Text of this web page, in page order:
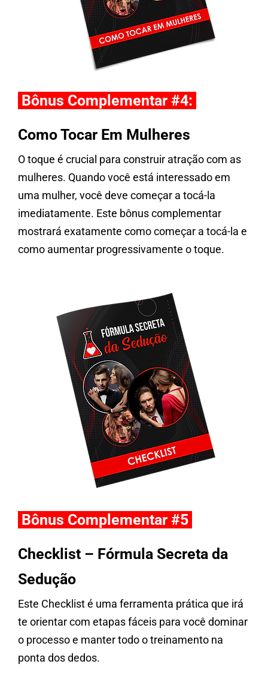
Bônus Complementar #4:
Como Tocar Em Mulheres
O toque é crucial para construir atração com as
mulheres. Quando você está interessado em
uma mulher, você deve começar a tocá-la
imediatamente. Este bônus complementar
mostrará exatamente como começar a tocá-la e
como aumentar progressivamente o toque.
Bônus Complementar #5
Checklist – Fórmula Secreta da
Sedução
Este Checklist é uma ferramenta prática que irá
te orientar com etapas fáceis para você dominar
o processo e manter todo o treinamento na
ponta dos dedos.